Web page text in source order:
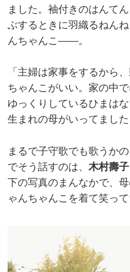
ました。袖付きのはんて
ぶするときに羽織るねん
んちゃんこ――。
「主婦は家事をするから
ちゃんこがいい。家の中で
ゆっくりしているひまは
生まれの母がいってました
まるで子守歌でも歌うか
でそう話すのは、 木村壽子
下の写真のまんなかで、
ゃんちゃんこを着て笑って